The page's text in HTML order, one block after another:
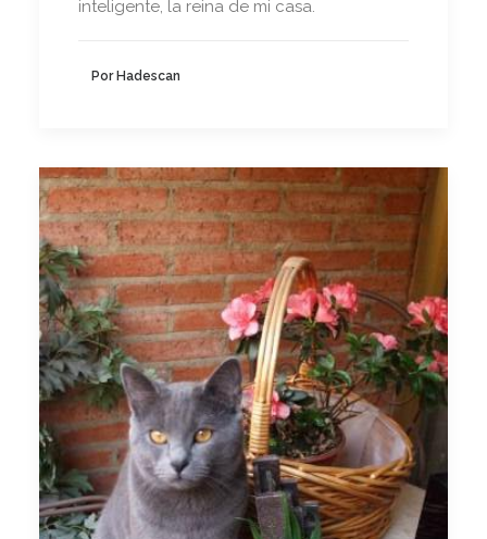
inteligente, la reina de mi casa.
Por Hadescan